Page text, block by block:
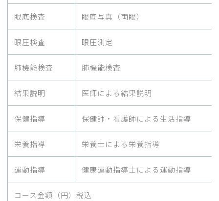
眼底検査 眼底写真（両眼）
眼圧検査 眼圧測定
肺機能検査 肺機能検査
結果説明 医師による結果説明
保健指導 保健師・看護師による生活指導
栄養指導 栄養士による栄養指導
運動指導 健康運動指導士による運動指導
コース金額（円）税込